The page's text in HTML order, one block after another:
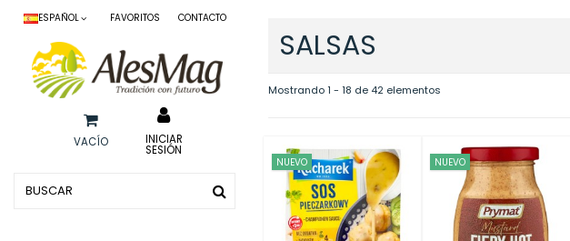
ESPAÑOL FAVORITOS CONTACTO
VACÍO INICIAR
SESIÓN
SALSAS
Mostrando 1 - 18 de 42 elementos
NUEVO NUEVO